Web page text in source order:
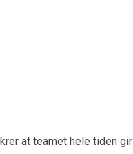
at teamet hele tiden gir